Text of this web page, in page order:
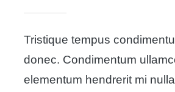
Tristique tempus
donec. Condimentum
elementum hendrerit mi